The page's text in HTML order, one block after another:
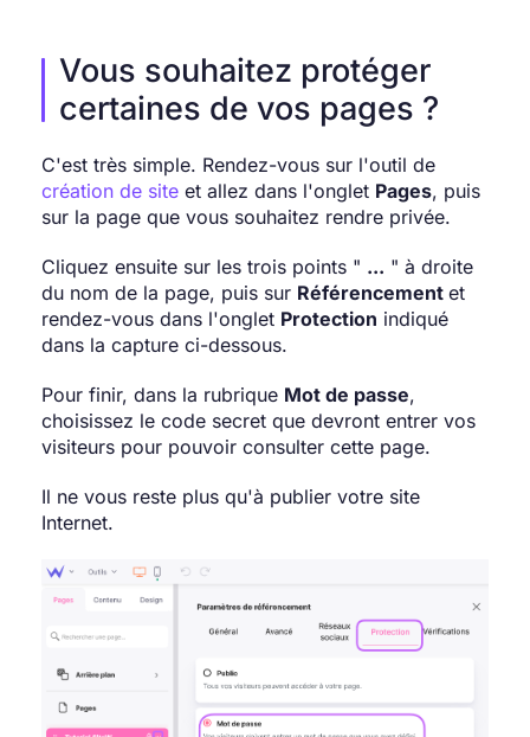
Vous souhaitez protéger
certaines de vos pages ?
C'est très simple. Rendez-vous sur l'outil de
création de site et allez dans l'onglet Pages, puis
sur la page que vous souhaitez rendre privée.
Cliquez ensuite sur les trois points " ... " à droite
du nom de la page, puis sur Référencement et
rendez-vous dans l'onglet Protection indiqué
dans la capture ci-dessous.
Pour finir, dans la rubrique Mot de passe,
choisissez le code secret que devront entrer vos
visiteurs pour pouvoir consulter cette page.
Il ne vous reste plus qu'à publier votre site
Internet.